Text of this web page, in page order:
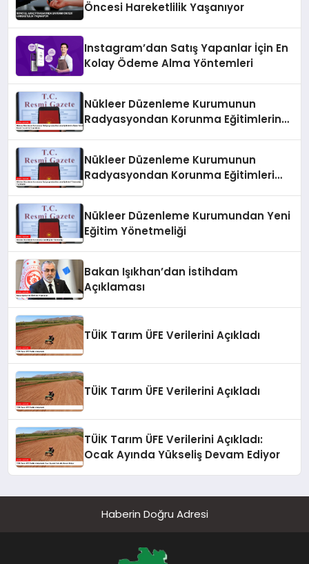
Öncesi Hareketlilik Yaşanıyor
Instagram’dan Satış Yapanlar İçin En
Kolay Ödeme Alma Yöntemleri
Nükleer Düzenleme Kurumunun
Radyasyondan Korunma Eğitimlerine
Nükleer Düzenleme Kurumunun
Radyasyondan Korunma Eğitimleri
Nükleer Düzenleme Kurumundan Yeni
Eğitim Yönetmeliği
Bakan Işıkhan’dan İstihdam
Açıklaması
TÜİK Tarım ÜFE Verilerini Açıkladı
TÜİK Tarım ÜFE Verilerini Açıkladı
TÜİK Tarım ÜFE Verilerini Açıkladı:
Ocak Ayında Yükseliş Devam Ediyor
Haberin Doğru Adresi